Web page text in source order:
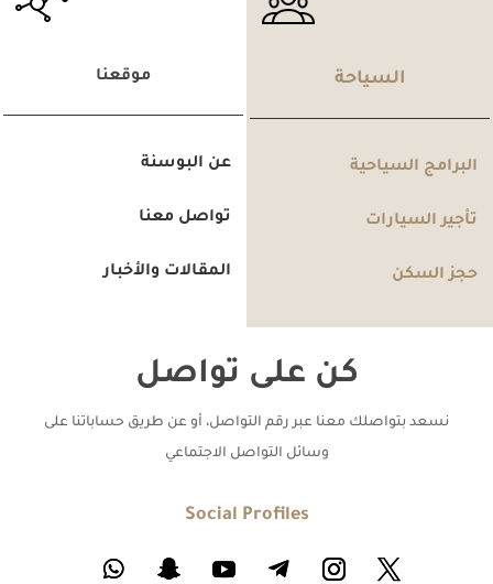
السياحة
البرامج السياحية
تأجير السيارات
حجز السكن
موقعنا
عن البوسنة
تواصل معنا
المقالات والأخبار
كن على تواصل
نسعد بتواصلك معنا عبر رقم التواصل، أو عن طريق حساباتنا على
وسائل التواصل الاجتماعي
Social Profiles